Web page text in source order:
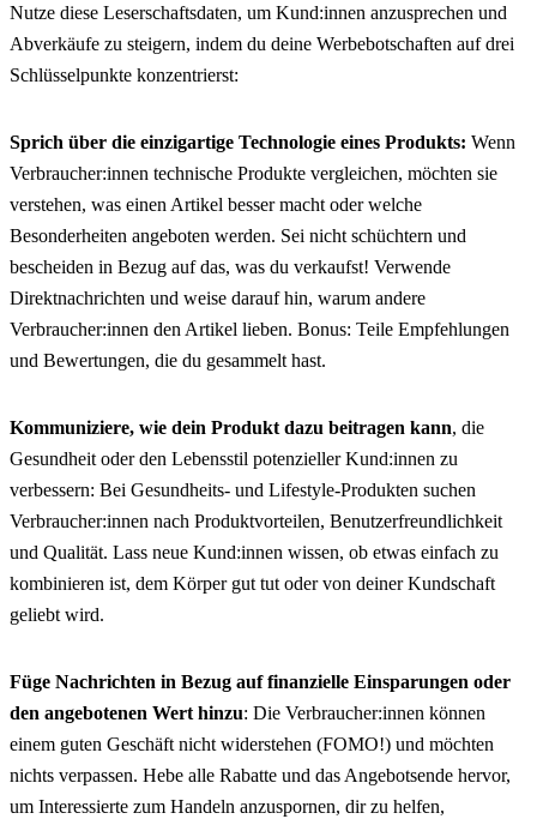
Nutze diese Leserschaftsdaten, um Kund:innen anzusprechen und
Abverkäufe zu steigern, indem du deine Werbebotschaften auf drei
Schlüsselpunkte konzentrierst:
Sprich über die einzigartige Technologie eines Produkts: Wenn
Verbraucher:innen technische Produkte vergleichen, möchten sie
verstehen, was einen Artikel besser macht oder welche
Besonderheiten angeboten werden. Sei nicht schüchtern und
bescheiden in Bezug auf das, was du verkaufst! Verwende
Direktnachrichten und weise darauf hin, warum andere
Verbraucher:innen den Artikel lieben. Bonus: Teile Empfehlungen
und Bewertungen, die du gesammelt hast.
Kommuniziere, wie dein Produkt dazu beitragen kann, die
Gesundheit oder den Lebensstil potenzieller Kund:innen zu
verbessern: Bei Gesundheits- und Lifestyle-Produkten suchen
Verbraucher:innen nach Produktvorteilen, Benutzerfreundlichkeit
und Qualität. Lass neue Kund:innen wissen, ob etwas einfach zu
kombinieren ist, dem Körper gut tut oder von deiner Kundschaft
geliebt wird.
Füge Nachrichten in Bezug auf finanzielle Einsparungen oder
den angebotenen Wert hinzu: Die Verbraucher:innen können
einem guten Geschäft nicht widerstehen (FOMO!) und möchten
nichts verpassen. Hebe alle Rabatte und das Angebotsende hervor,
um Interessierte zum Handeln anzuspornen, dir zu helfen,